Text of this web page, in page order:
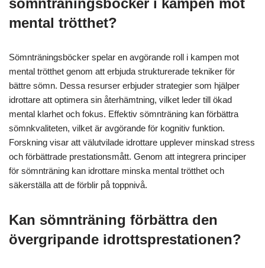
sömnträningsböcker i kampen mot
mental trötthet?
Sömnträningsböcker spelar en avgörande roll i kampen mot
mental trötthet genom att erbjuda strukturerade tekniker för
bättre sömn. Dessa resurser erbjuder strategier som hjälper
idrottare att optimera sin återhämtning, vilket leder till ökad
mental klarhet och fokus. Effektiv sömnträning kan förbättra
sömnkvaliteten, vilket är avgörande för kognitiv funktion.
Forskning visar att välutvilade idrottare upplever minskad stress
och förbättrade prestationsmått. Genom att integrera principer
för sömnträning kan idrottare minska mental trötthet och
säkerställa att de förblir på toppnivå.
Kan sömnträning förbättra den
övergripande idrottsprestationen?